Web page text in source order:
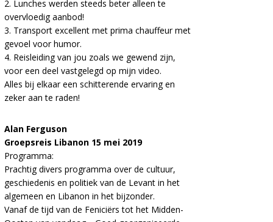
2. Lunches werden steeds beter alleen te
overvloedig aanbod!
3. Transport excellent met prima chauffeur met
gevoel voor humor.
4. Reisleiding van jou zoals we gewend zijn,
voor een deel vastgelegd op mijn video.
Alles bij elkaar een schitterende ervaring en
zeker aan te raden!
Alan Ferguson
Groepsreis Libanon 15 mei 2019
Programma:
Prachtig divers programma over de cultuur,
geschiedenis en politiek van de Levant in het
algemeen en Libanon in het bijzonder.
Vanaf de tijd van de Feniciërs tot het Midden-